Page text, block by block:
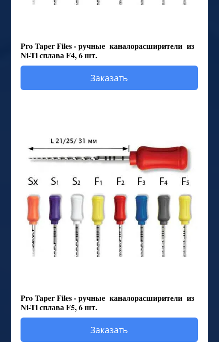
Pro Taper Files - ручные каналорасширители из
Ni-Ti сплава F4, 6 шт.
Заказать
Pro Taper Files - ручные каналорасширители из
Ni-Ti сплава F5, 6 шт.
Заказать